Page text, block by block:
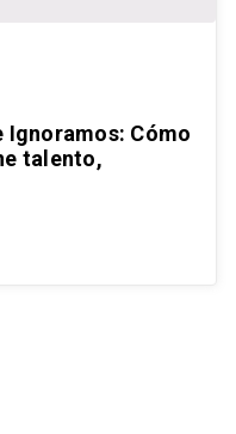
Ignoramos: Cómo
talento,